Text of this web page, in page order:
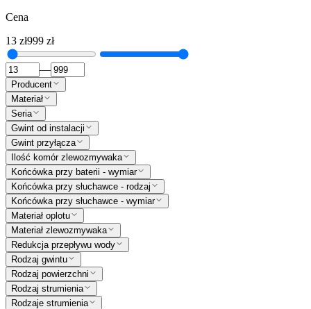
Cena
13 zł999 zł
—
Producent
Materiał
Seria
Gwint od instalacji
Gwint przyłącza
Ilość komór zlewozmywaka
Końcówka przy baterii - wymiar
Końcówka przy słuchawce - rodzaj
Końcówka przy słuchawce - wymiar
Materiał oplotu
Materiał zlewozmywaka
Redukcja przepływu wody
Rodzaj gwintu
Rodzaj powierzchni
Rodzaj strumienia
Rodzaje strumienia